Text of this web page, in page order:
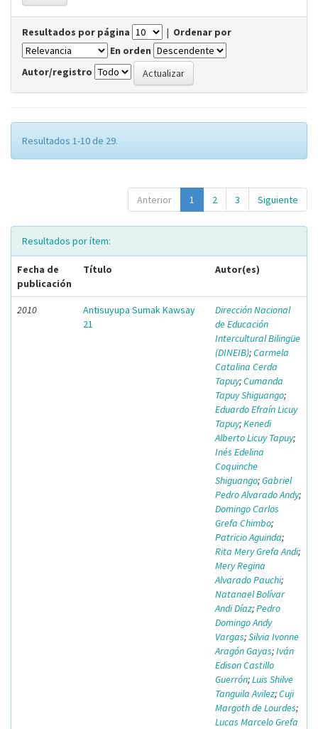
Resultados por página | Ordenar por
En orden
Autor/registro
Resultados 1-10 de 29.
Anterior 1 2 3 Siguiente
Resultados por ítem:
Fecha de
publicación
Título Autor(es)
2010
Antisuyupa Sumak Kawsay
21
Dirección Nacional
de Educación
Intercultural Bilingüe
(DINEIB);Carmela
Catalina Cerda
Tapuy;Cumanda
Tapuy Shiguango;
Eduardo Efraín Licuy
Tapuy;Kenedi
Alberto Licuy Tapuy;
Inés Edelina
Coquinche
Shiguango;Gabriel
Pedro Alvarado Andy;
Domingo Carlos
Grefa Chimbo;
Patricio Aguinda;
Rita Mery Grefa Andi;
Mery Regina
Alvarado Pauchi;
Natanael Bolívar
Andi Díaz;Pedro
Domingo Andy
Vargas;Silvia Ivonne
Aragón Gayas;Iván
Edison Castillo
Guerrón;Luis Shilve
Tanguila Avilez;Cuji
Margoth de Lourdes;
Lucas Marcelo Grefa